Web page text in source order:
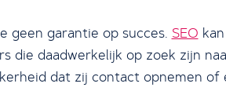
geen garantie op succes. SEO
die daadwerkelijk op zoek zijn
dat zij contact opnemen of